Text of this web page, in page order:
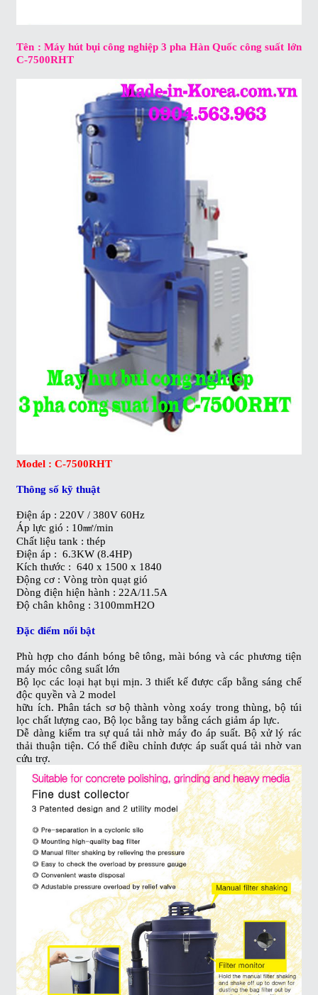
Tên : Máy hút bụi công nghiệp 3 pha Hàn Quốc công suất lớn
C-7500RHT
Model : C-7500RHT
Thông số kỹ thuật
Điện áp : 220V / 380V 60Hz
Áp lực gió : 10㎣/min
Chất liệu tank : thép
Điện áp : 6.3KW (8.4HP)
Kích thước : 640 x 1500 x 1840
Động cơ : Vòng tròn quạt gió
Dòng điện hiện hành : 22A/11.5A
Độ chân không : 3100mmH2O
Đặc điểm nổi bật
Phù hợp cho đánh bóng bê tông, mài bóng và các phương tiện
máy móc công suất lớn
Bộ lọc các loại hạt bụi mịn. 3 thiết kế được cấp bằng sáng chế
độc quyền và 2 model
hữu ích. Phân tách sơ bộ thành vòng xoáy trong thùng, bộ túi
lọc chất lượng cao, Bộ lọc bằng tay bằng cách giảm áp lực.
Dễ dàng kiểm tra sự quá tải nhờ máy đo áp suất. Bộ xử lý rác
thải thuận tiện. Có thể điều chỉnh được áp suất quá tải nhờ van
cứu trợ.